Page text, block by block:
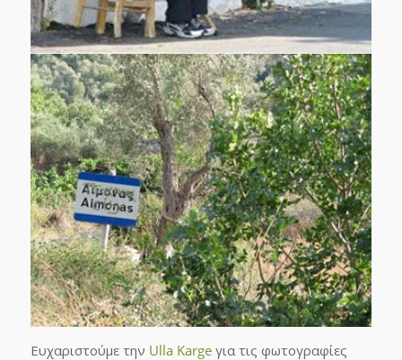
Ευχαριστούμε την Ulla Kargeγια τις φωτογραφίες